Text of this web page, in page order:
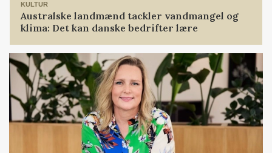
KULTUR
Australske landmænd tackler vandmangel og
klima: Det kan danske bedrifter lære